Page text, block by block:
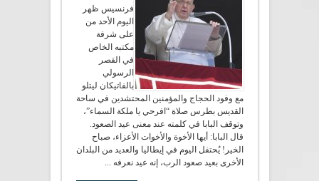
فرنسيس ظهر
اليوم الأحد من
على شرفة
مكتبه الخاص
في القصر
الرسولي
بالفاتيكان ليتلو
مع وفود الحجاج والمؤمنين المحتشدين في ساحة
القديس بطرس صلاة “افرحي يا ملكة السماء”،
وتوقف البابا في كلمته عند معنى عيد الصعود.
قال البابا: أيها الأخوة والأخوات الأعزاء، صباح
الخير! يُحتفل اليوم في إيطاليا والعديد من البلدان
الأخرى بعيد صعود الرب، إنه عيد نعرفه ...